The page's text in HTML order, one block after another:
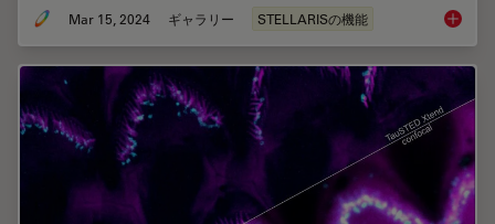
Mar 15, 2024 ギャラリー STELLARISの機能 Super-